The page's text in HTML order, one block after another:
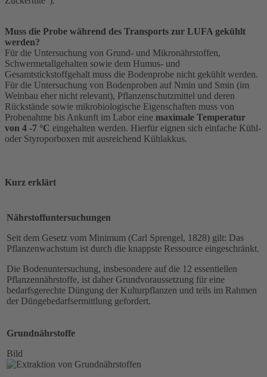
Muss die Probe während des Transports zur LUFA gekühlt
werden?
Für die Untersuchung von Grund- und Mikronährstoffen,
Schwermetallgehalten sowie dem Humus- und
Gesamtstickstoffgehalt muss die Bodenprobe nicht gekühlt werden.
Für die Untersuchung von Bodenproben auf Nmin und Smin (im
Weinbau eher nicht relevant), Pflanzenschutzmittel und deren
Rückstände sowie mikrobiologische Eigenschaften muss von
Probenahme bis Ankunft im Labor eine maximale Temperatur
von 4 -7 °C eingehalten werden. Hierfür eignen sich einfache Kühl-
oder Styroporboxen mit ausreichend Kühlakkus.
Kurz erklärt
Nährstoffuntersuchungen
Seit dem Gesetz vom Minimum (Carl Sprengel, 1828) gilt: Das
Pflanzenwachstum ist durch die knappste Ressource eingeschränkt.
Die Bodenuntersuchung, insbesondere auf die 12 essentiellen
Pflanzennährstoffe, ist daher Grundvoraussetzung für eine
bedarfsgerechte Düngung der Kulturpflanzen und teils im Rahmen
der Düngebedarfsermittlung gefordert.
Grundnährstoffe
Bild